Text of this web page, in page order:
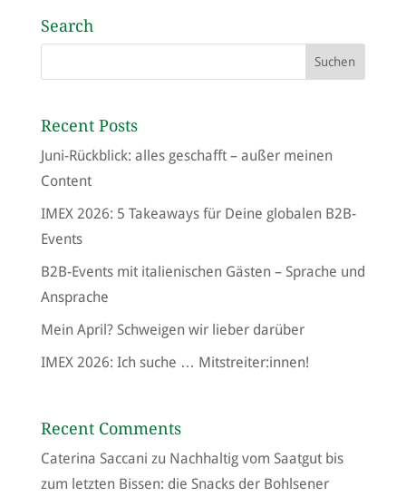
Search
Recent Posts
Juni-Rückblick: alles geschafft – außer meinen
Content
IMEX 2026: 5 Takeaways für Deine globalen B2B-
Events
B2B-Events mit italienischen Gästen – Sprache und
Ansprache
Mein April? Schweigen wir lieber darüber
IMEX 2026: Ich suche … Mitstreiter:innen!
Recent Comments
Caterina Saccani zu Nachhaltig vom Saatgut bis
zum letzten Bissen: die Snacks der Bohlsener